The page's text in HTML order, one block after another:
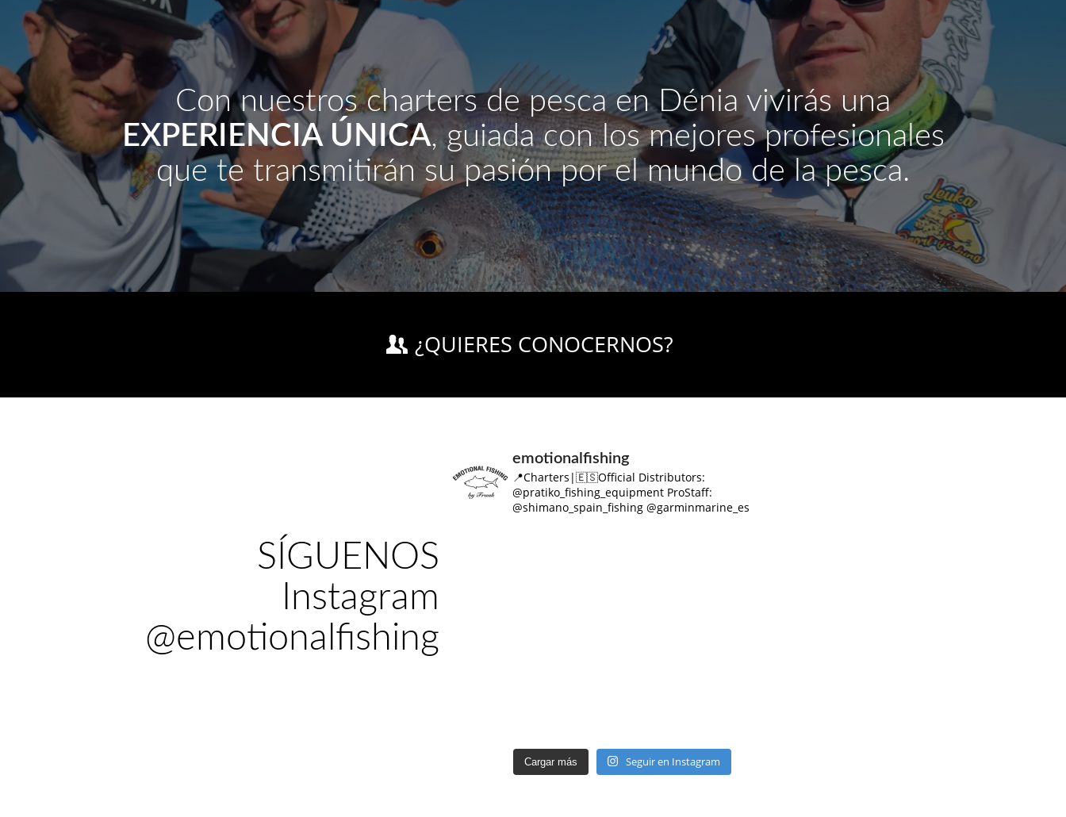
Con nuestros charters de pesca en Dénia vivirás una
EXPERIENCIA ÚNICA, guiada con los mejores profesionales
que te transmitirán su pasión por el mundo de la pesca.
¿QUIERES CONOCERNOS?
SÍGUENOS
Instagram
@emotionalfishing
emotionalfishing
📍Charters|🇪🇸Official Distributors:
@pratiko_fishing_equipment ProStaff:
@shimano_spain_fishing@garminmarine_es
Cargar más Seguir en Instagram